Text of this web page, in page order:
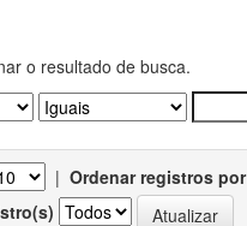
o resultado de busca.
| Ordenar registros por